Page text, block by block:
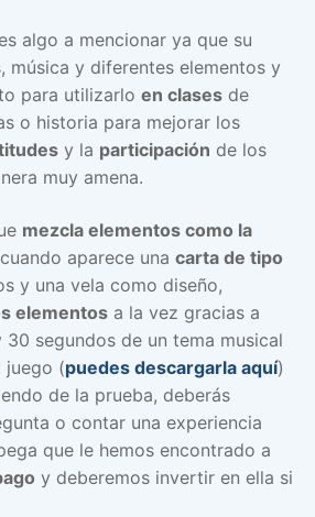
es algo a mencionar ya que su
música y diferentes elementos y
para utilizarlo en clases de
o historia para mejorar los
y la participación de los
muy amena.
mezcla elementos como la
aparece una carta de tipo
y una vela como diseño,
elementos a la vez gracias a
30 segundos de un tema musical
juego (puedes descargarla aquí)
de la prueba, deberás
o contar una experiencia
que le hemos encontrado a
y deberemos invertir en ella si